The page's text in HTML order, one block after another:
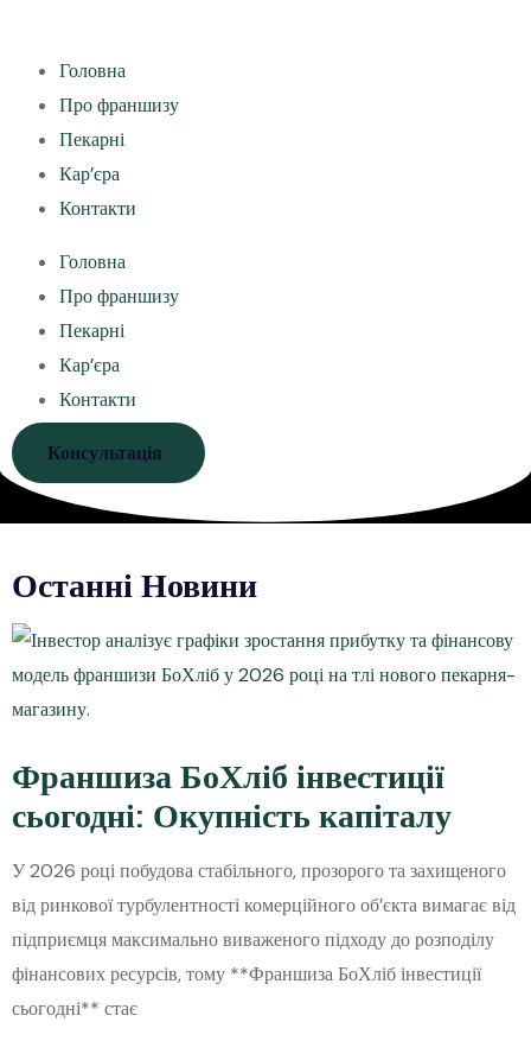
Головна
Про франшизу
Пекарні
Кар’єра
Контакти
Головна
Про франшизу
Пекарні
Кар’єра
Контакти
Консультація
Останні Новини
Франшиза БоХліб інвестиції
сьогодні: Окупність капіталу
У 2026 році побудова стабільного, прозорого та захищеного
від ринкової турбулентності комерційного об’єкта вимагає від
підприємця максимально виваженого підходу до розподілу
фінансових ресурсів, тому **Франшиза БоХліб інвестиції
сьогодні** стає